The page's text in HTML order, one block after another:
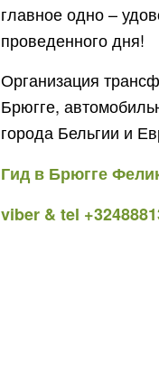
главное одно –
проведенного дня!
Организация
Брюгге,
города Бельгии и
Гид в Брюгге
viber & tel